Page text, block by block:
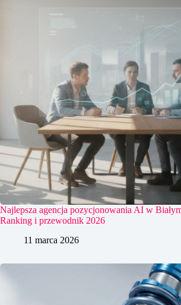
Najlepsza agencja pozycjonowania AI w
Ranking i przewodnik 2026
11 marca 2026